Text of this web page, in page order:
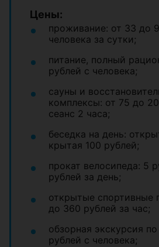
Цены:
проживание: от 33 до
человека за сутки;
питание, полный
рублей с человека;
сауны и
комплексы: от 75 до
сеанс 2 часа;
беседка на день:
крытая 100 рублей;
прокат велосипеда: 5
рублей за день;
открытые спортивные
до 360 рублей за час;
обзорная экскурсия
рублей с человека;